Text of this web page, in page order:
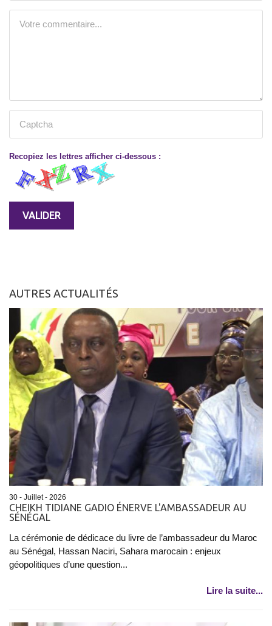
Recopiez les lettres afficher ci-dessous :
AUTRES ACTUALITÉS
30 - Juillet - 2026
CHEIKH TIDIANE GADIO ÉNERVE L'AMBASSADEUR AU
SÉNÉGAL
La cérémonie de dédicace du livre de l’ambassadeur du Maroc
au Sénégal, Hassan Naciri, Sahara marocain : enjeux
géopolitiques d’une question...
Lire la suite...